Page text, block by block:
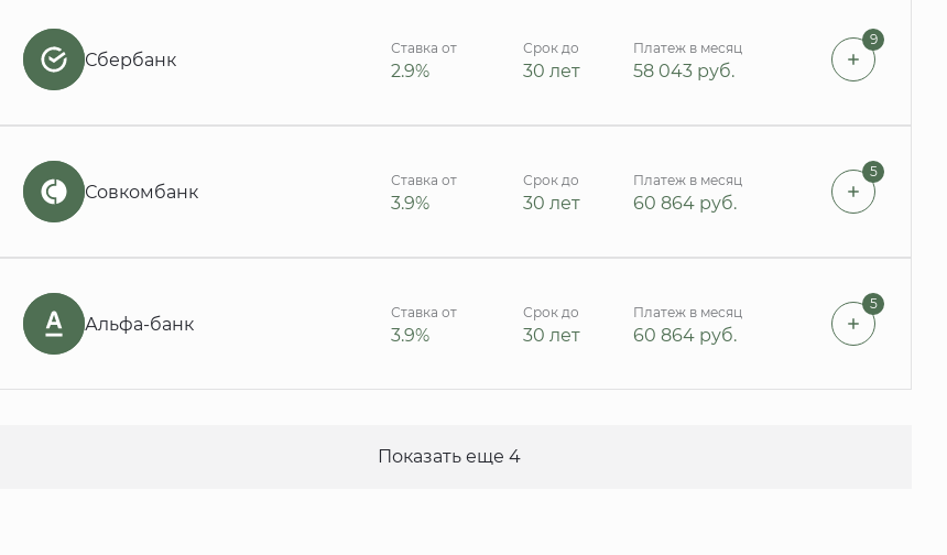
Сбербанк
Ставка от
2.9%
Срок до
30 лет
Платеж в месяц
58 043 руб.
9
Совкомбанк
Ставка от
3.9%
Срок до
30 лет
Платеж в месяц
60 864 руб.
5
Альфа-банк
Ставка от
3.9%
Срок до
30 лет
Платеж в месяц
60 864 руб.
5
Показать еще 4